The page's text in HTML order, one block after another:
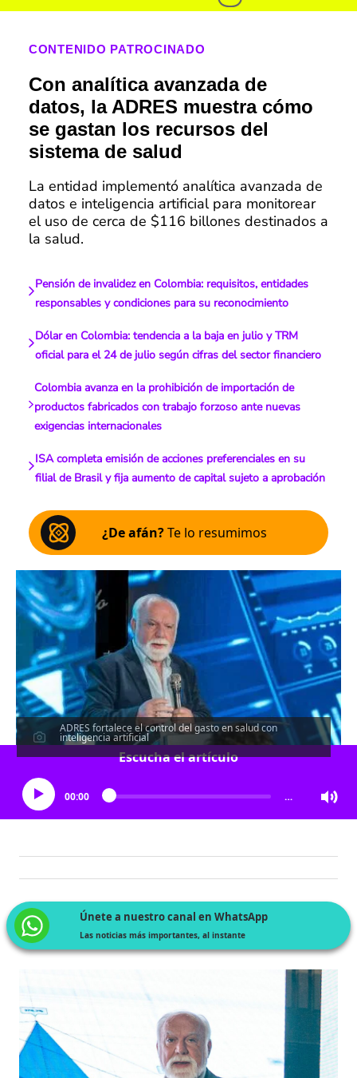
CONTENIDO PATROCINADO
Con analítica avanzada de
datos, la ADRES muestra cómo
se gastan los recursos del
sistema de salud
La entidad implementó analítica avanzada de
datos e inteligencia artificial para monitorear
el uso de cerca de $116 billones destinados a
la salud.
Pensión de invalidez en Colombia: requisitos, entidades
responsables y condiciones para su reconocimiento
Dólar en Colombia: tendencia a la baja en julio y TRM
oficial para el 24 de julio según cifras del sector financiero
Colombia avanza en la prohibición de importación de
productos fabricados con trabajo forzoso ante nuevas
exigencias internacionales
ISA completa emisión de acciones preferenciales en su
filial de Brasil y fija aumento de capital sujeto a aprobación
¿De afán?Te lo resumimos
ADRES fortalece el control del gasto en salud con
inteligencia artificial
Escucha el artículo
00:00 …
Únete a nuestro canal en WhatsApp
Las noticias más importantes, al instante